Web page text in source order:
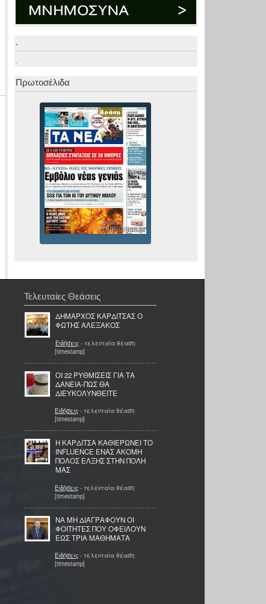
.
.
Πρωτοσέλιδα
Τελευταίες Θεάσεις
ΔΗΜΑΡΧΟΣ ΚΑΡΔΙΤΣΑΣ Ο
ΦΩΤΗΣ ΑΛΕΞΑΚΟΣ
Ειδήσεις - τελευταία θέαση
[timestamp]
ΟΙ 22 ΡΥΘΜΙΣΕΙΣ ΓΙΑ ΤΑ
ΔΑΝΕΙΑ-ΠΩΣ ΘΑ
ΔΙΕΥΚΟΛΥΝΘΕΙΤΕ
Ειδήσεις - τελευταία θέαση
[timestamp]
Η ΚΑΡΔΙΤΣΑ ΚΑΘΙΕΡΩΝΕΙ ΤΟ
INFLUENCE ΕΝΑΣ ΑΚΟΜΗ
ΠΟΛΟΣ ΕΛΞΗΣ ΣΤΗΝ ΠΟΛΗ
ΜΑΣ
Ειδήσεις - τελευταία θέαση
[timestamp]
ΝΑ ΜΗ ΔΙΑΓΡΑΦΟΥΝ ΟΙ
ΦΟΙΤΗΤΕΣ ΠΟΥ ΟΦΕΙΛΟΥΝ
ΕΩΣ ΤΡΙΑ ΜΑΘΗΜΑΤΑ
Ειδήσεις - τελευταία θέαση
[timestamp]